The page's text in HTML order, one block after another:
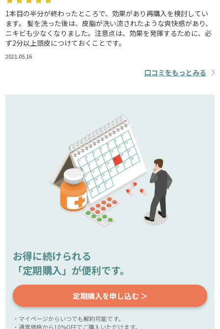
1本目の半分が終わったところで、効果があり再購入を検討してい
ます。 髪を洗った後は、皮脂が洗い流されたような爽快感があり、
ニキビも少なくなりました。注意点は、効果を発揮するために、必
ず2分以上頭皮につけておくことです。
2021.05.16
口コミをもっとみる
お得に続けられる
「定期購入」が便利です。
定期購入を申し込む ＞
・マイページからいつでも解約可能です。
・通常価格から10%OFFでご購入いただけます。